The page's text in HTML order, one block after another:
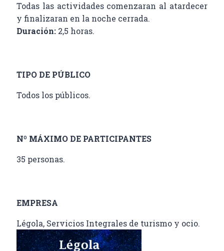
Todas las actividades comenzaran al atardecer
y finalizaran en la noche cerrada.
Duración: 2,5 horas.
TIPO DE PÚBLICO
Todos los públicos.
Nº MÁXIMO DE PARTICIPANTES
35 personas.
EMPRESA
Légola, Servicios Integrales de turismo y ocio.